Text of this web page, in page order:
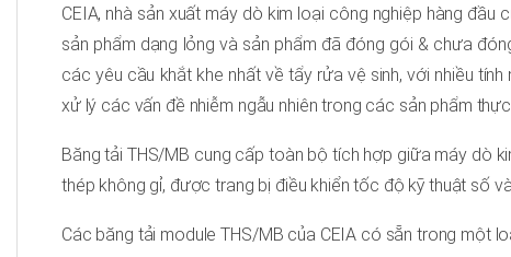
CEIA, nhà sản xuất máy dò kim loại công nghiệp hàng
sản phẩm dạng lỏng và sản phẩm đã đóng gói & chưa
các yêu cầu khắt khe nhất về tẩy rửa vệ sinh, với nhiều
xử lý các vấn đề nhiễm ngẫu nhiên trong các sản phẩm
Băng tải THS/MB cung cấp toàn bộ tích hợp giữa máy dò
thép không gỉ, được trang bị điều khiển tốc độ kỹ thuật số
Các băng tải module THS/MB của CEIA có sẵn trong một